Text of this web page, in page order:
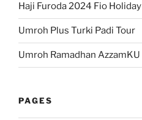
Haji Furoda 2024 Fio Holiday
Umroh Plus Turki Padi Tour
Umroh Ramadhan AzzamKU
PAGES